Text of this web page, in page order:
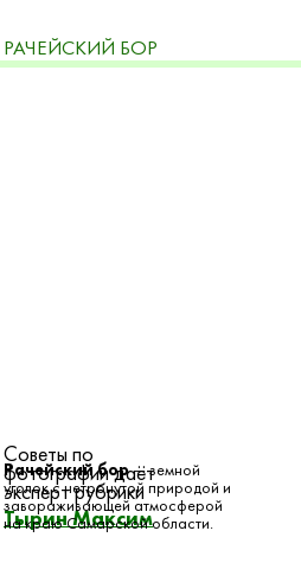
РАЧЕЙСКИЙ БОР
Советы по
фотографии даёт
эксперт рубрики
Тырин Максим
Рачейский бор— земной
уголок с нетронутой природой и
завораживающей атмосферой
на краю Самарской области.